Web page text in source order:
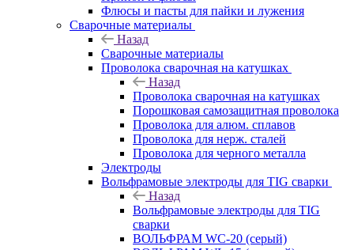
Флюсы и пасты для пайки и лужения
Сварочные материалы
Назад
Сварочные материалы
Проволока сварочная на катушках
Назад
Проволока сварочная на катушках
Порошковая самозащитная проволока
Проволока для алюм. сплавов
Проволока для нерж. сталей
Проволока для черного металла
Электроды
Вольфрамовые электроды для TIG сварки
Назад
Вольфрамовые электроды для TIG
сварки
ВОЛЬФРАМ WC-20 (серый)